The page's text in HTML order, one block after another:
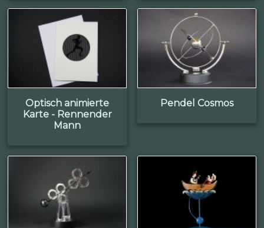
Optisch animierte
Karte - Rennender
Mann
Pendel Cosmos